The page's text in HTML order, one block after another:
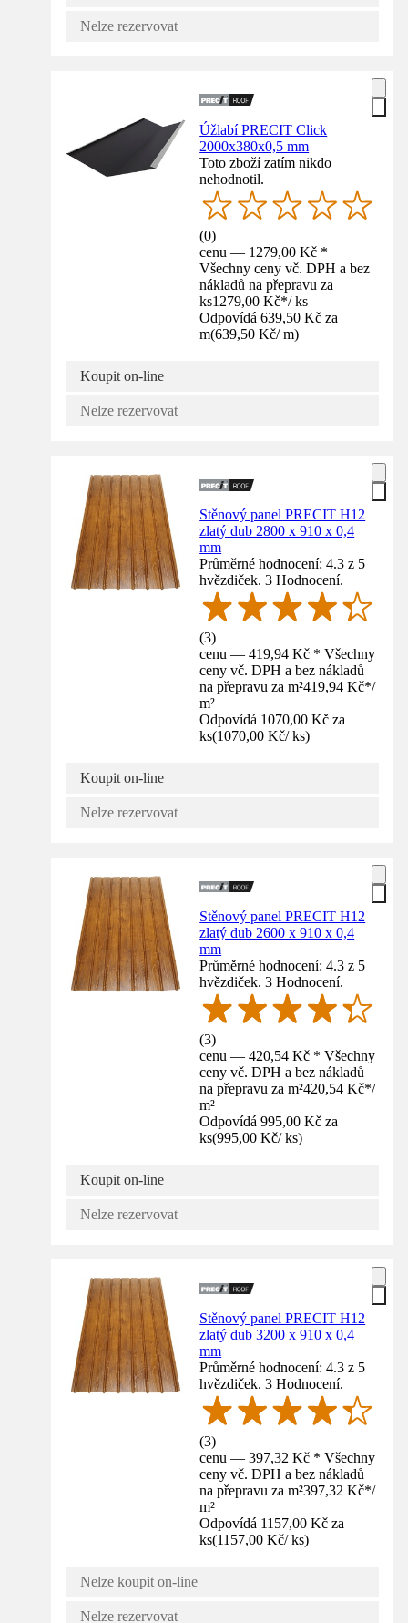
Nelze rezervovat
Úžlabí PRECIT Click
2000x380x0,5 mm
Toto zboží zatím nikdo
nehodnotil.
(0)
cenu — 1279,00 Kč *
Všechny ceny vč. DPH a bez
nákladů na přepravu za
ks1279,00 Kč*/ ks
Odpovídá 639,50 Kč za
m(639,50 Kč/ m)
Koupit on-line
Nelze rezervovat
Stěnový panel PRECIT H12
zlatý dub 2800 x 910 x 0,4
mm
Průměrné hodnocení: 4.3 z 5
hvězdiček. 3 Hodnocení.
(3)
cenu — 419,94 Kč * Všechny
ceny vč. DPH a bez nákladů
na přepravu za m²419,94 Kč*/
m²
Odpovídá 1070,00 Kč za
ks(1070,00 Kč/ ks)
Koupit on-line
Nelze rezervovat
Stěnový panel PRECIT H12
zlatý dub 2600 x 910 x 0,4
mm
Průměrné hodnocení: 4.3 z 5
hvězdiček. 3 Hodnocení.
(3)
cenu — 420,54 Kč * Všechny
ceny vč. DPH a bez nákladů
na přepravu za m²420,54 Kč*/
m²
Odpovídá 995,00 Kč za
ks(995,00 Kč/ ks)
Koupit on-line
Nelze rezervovat
Stěnový panel PRECIT H12
zlatý dub 3200 x 910 x 0,4
mm
Průměrné hodnocení: 4.3 z 5
hvězdiček. 3 Hodnocení.
(3)
cenu — 397,32 Kč * Všechny
ceny vč. DPH a bez nákladů
na přepravu za m²397,32 Kč*/
m²
Odpovídá 1157,00 Kč za
ks(1157,00 Kč/ ks)
Nelze koupit on-line
Nelze rezervovat